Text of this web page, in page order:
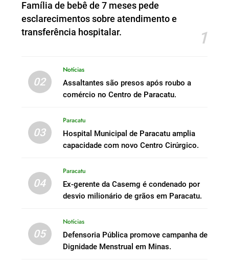
Família de bebê de 7 meses pede
esclarecimentos sobre atendimento e
transferência hospitalar.
1
02
Notícias
Assaltantes são presos após roubo a
comércio no Centro de Paracatu.
03
Paracatu
Hospital Municipal de Paracatu amplia
capacidade com novo Centro Cirúrgico.
04
Paracatu
Ex-gerente da Casemg é condenado por
desvio milionário de grãos em Paracatu.
05
Notícias
Defensoria Pública promove campanha de
Dignidade Menstrual em Minas.